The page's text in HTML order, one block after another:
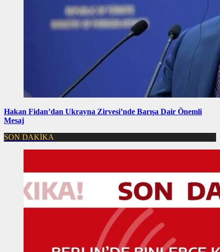
Hakan Fidan’dan Ukrayna Zirvesi’nde Barışa Dair Önemli
Mesaj
SON DAKİKA